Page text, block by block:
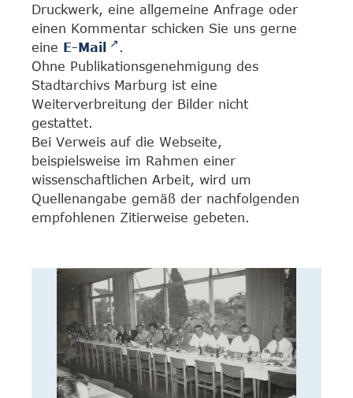
Druckwerk, eine allgemeine Anfrage oder
einen Kommentar schicken Sie uns gerne
eine E-Mail
.
Ohne Publikationsgenehmigung des
Stadtarchivs Marburg ist eine
Weiterverbreitung der Bilder nicht
gestattet.
Bei Verweis auf die Webseite,
beispielsweise im Rahmen einer
wissenschaftlichen Arbeit, wird um
Quellenangabe gemäß der nachfolgenden
empfohlenen Zitierweise gebeten.